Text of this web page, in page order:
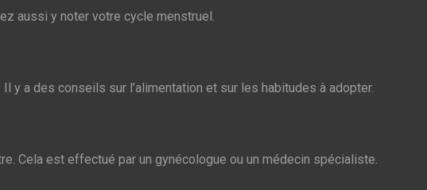
aussi y noter votre cycle menstruel.
y a des conseils sur l’alimentation et sur les habitudes à adopter.
Cela est effectué par un gynécologue ou un médecin spécialiste.